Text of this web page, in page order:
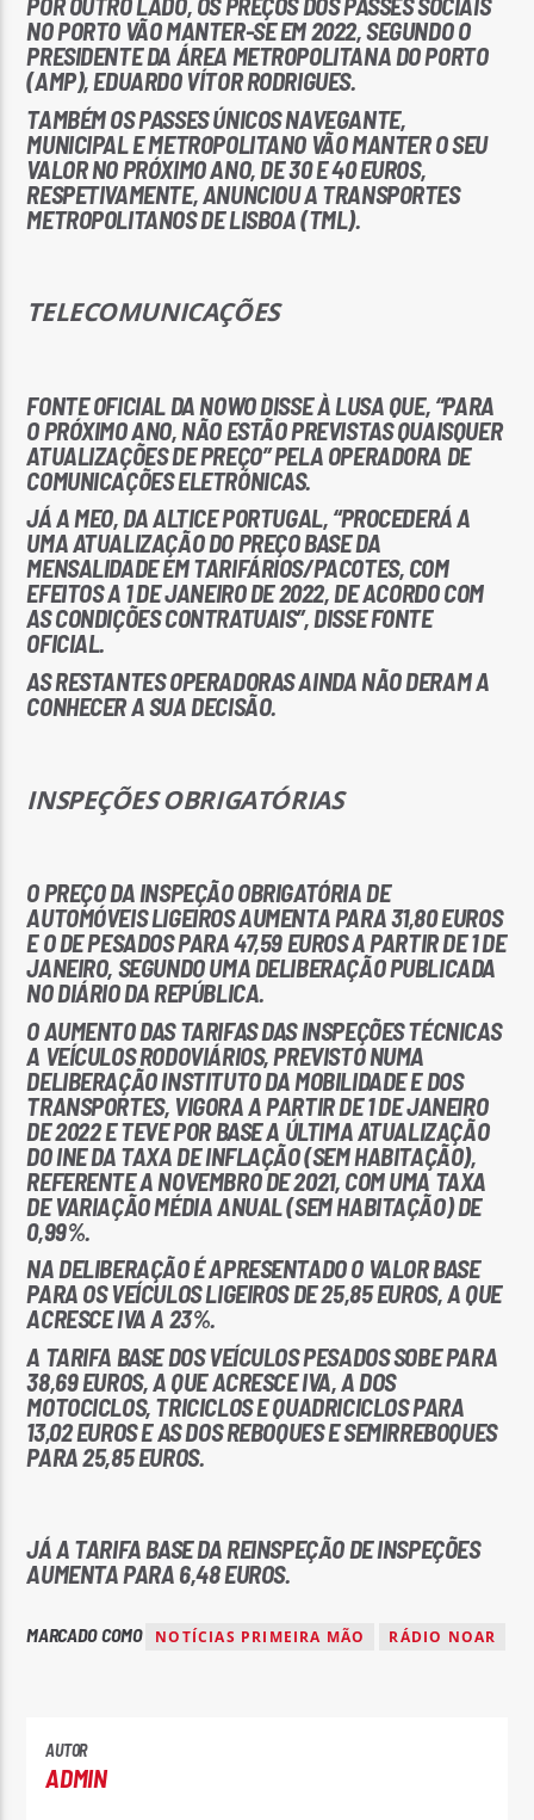
NO PORTO VÃO MANTER-SE EM 2022, SEGUNDO O
PRESIDENTE DA ÁREA METROPOLITANA DO PORTO
(AMP), EDUARDO VÍTOR RODRIGUES.
TAMBÉM OS PASSES ÚNICOS NAVEGANTE,
MUNICIPAL E METROPOLITANO VÃO MANTER O SEU
VALOR NO PRÓXIMO ANO, DE 30 E 40 EUROS,
RESPETIVAMENTE, ANUNCIOU A TRANSPORTES
METROPOLITANOS DE LISBOA (TML).
TELECOMUNICAÇÕES
FONTE OFICIAL DA NOWO DISSE À LUSA QUE, “PARA
O PRÓXIMO ANO, NÃO ESTÃO PREVISTAS QUAISQUER
ATUALIZAÇÕES DE PREÇO” PELA OPERADORA DE
COMUNICAÇÕES ELETRÓNICAS.
JÁ A MEO, DA ALTICE PORTUGAL, “PROCEDERÁ A
UMA ATUALIZAÇÃO DO PREÇO BASE DA
MENSALIDADE EM TARIFÁRIOS/PACOTES, COM
EFEITOS A 1 DE JANEIRO DE 2022, DE ACORDO COM
AS CONDIÇÕES CONTRATUAIS”, DISSE FONTE
OFICIAL.
AS RESTANTES OPERADORAS AINDA NÃO DERAM A
CONHECER A SUA DECISÃO.
INSPEÇÕES OBRIGATÓRIAS
O PREÇO DA INSPEÇÃO OBRIGATÓRIA DE
AUTOMÓVEIS LIGEIROS AUMENTA PARA 31,80 EUROS
E O DE PESADOS PARA 47,59 EUROS A PARTIR DE 1 DE
JANEIRO, SEGUNDO UMA DELIBERAÇÃO PUBLICADA
NO DIÁRIO DA REPÚBLICA.
O AUMENTO DAS TARIFAS DAS INSPEÇÕES TÉCNICAS
A VEÍCULOS RODOVIÁRIOS, PREVISTO NUMA
DELIBERAÇÃO INSTITUTO DA MOBILIDADE E DOS
TRANSPORTES, VIGORA A PARTIR DE 1 DE JANEIRO
DE 2022 E TEVE POR BASE A ÚLTIMA ATUALIZAÇÃO
DO INE DA TAXA DE INFLAÇÃO (SEM HABITAÇÃO),
REFERENTE A NOVEMBRO DE 2021, COM UMA TAXA
DE VARIAÇÃO MÉDIA ANUAL (SEM HABITAÇÃO) DE
0,99%.
NA DELIBERAÇÃO É APRESENTADO O VALOR BASE
PARA OS VEÍCULOS LIGEIROS DE 25,85 EUROS, A QUE
ACRESCE IVA A 23%.
A TARIFA BASE DOS VEÍCULOS PESADOS SOBE PARA
38,69 EUROS, A QUE ACRESCE IVA, A DOS
MOTOCICLOS, TRICICLOS E QUADRICICLOS PARA
13,02 EUROS E AS DOS REBOQUES E SEMIRREBOQUES
PARA 25,85 EUROS.
JÁ A TARIFA BASE DA REINSPEÇÃO DE INSPEÇÕES
AUMENTA PARA 6,48 EUROS.
MARCADO COMO NOTÍCIAS PRIMEIRA MÃO RÁDIO NOAR
AUTOR
ADMIN